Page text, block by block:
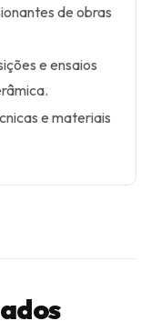
de obras
e ensaios
e materiais